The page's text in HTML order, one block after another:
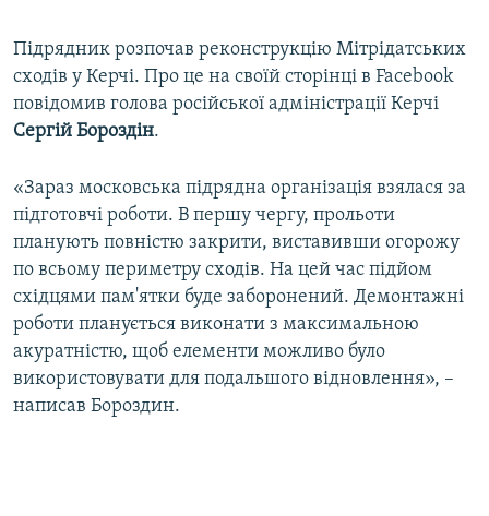
Усі сайти RFE/RL
Підрядник розпочав реконструкцію Мітрідатських
сходів у Керчі. Про це на своїй сторінці в Facebook
повідомив голова російської адміністрації Керчі
Сергій Бороздін.
«Зараз московська підрядна організація взялася за
підготовчі роботи. В першу чергу, прольоти
планують повністю закрити, виставивши огорожу
по всьому периметру сходів. На цей час підйом
східцями пам'ятки буде заборонений. Демонтажні
роботи планується виконати з максимальною
акуратністю, щоб елементи можливо було
використовувати для подальшого відновлення», –
написав Бороздин.